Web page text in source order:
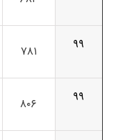
۹۹
۷۸۱
۹۹
۸۰۶